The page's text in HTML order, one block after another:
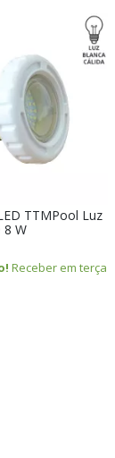
TTMPool Luz
8 W
Receber em terça